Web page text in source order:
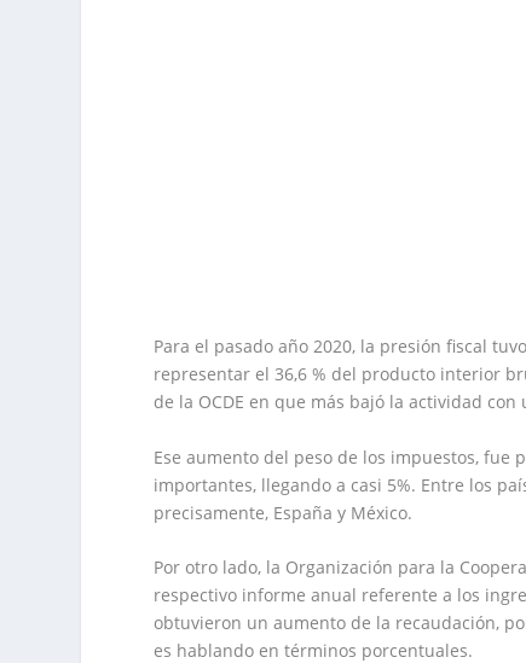
Para el pasado año 2020, la presión fiscal
representar el 36,6 % del producto interior
de la OCDE en que más bajó la actividad
Ese aumento del peso de los impuestos,
importantes, llegando a casi 5%. Entre los
precisamente, España y México.
Por otro lado, la Organización para la
respectivo informe anual referente a los
obtuvieron un aumento de la recaudación,
es hablando en términos porcentuales.